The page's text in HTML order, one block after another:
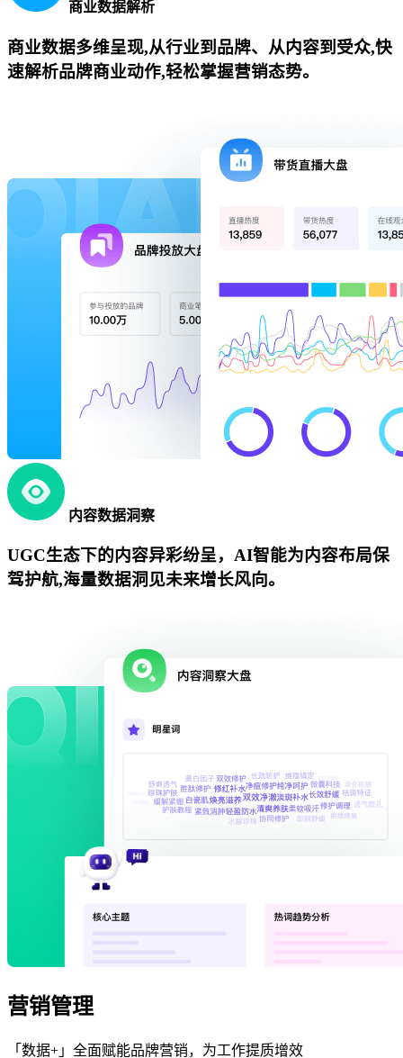
商业数据解析
商业数据多维呈现,从行业到品牌、从内容到受众,快
速解析品牌商业动作,轻松掌握营销态势。
内容数据洞察
UGC生态下的内容异彩纷呈，AI智能为内容布局保
驾护航,海量数据洞见未来增长风向。
营销管理
「数据+」全面赋能品牌营销，为工作提质增效